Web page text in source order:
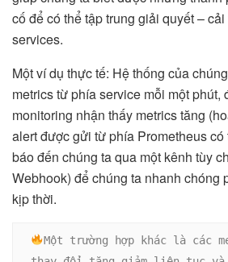
cố để có thể tập trung giải quyết –
services.
Một ví dụ thực tế: Hệ thống của
metrics từ phía service mỗi một phút,
monitoring nhận thấy metrics tăng
alert được gửi từ phía Prometheus có
báo đến chúng ta qua một kênh tùy
Webhook) để chúng ta nhanh chóng
kịp thời.
Một trường hợp khác là các